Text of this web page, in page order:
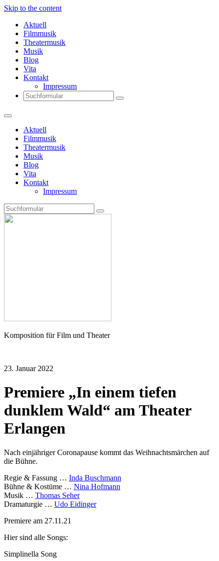
Skip to the content
Aktuell
Filmmusik
Theatermusik
Musik
Blog
Vita
Kontakt
Impressum
Search
Aktuell
Filmmusik
Theatermusik
Musik
Blog
Vita
Kontakt
Impressum
Search
Komposition für Film und Theater
23. Januar 2022
Premiere „In einem tiefen
dunklem Wald“ am Theater
Erlangen
Nach einjähriger Coronapause kommt das Weihnachtsmärchen auf
die Bühne.
Regie & Fassung … Inda Buschmann
Bühne & Kostüme … Nina Hofmann
Musik … Thomas Seher
Dramaturgie … Udo Eidinger
Premiere am 27.11.21
Hier sind alle Songs:
Simplinella Song